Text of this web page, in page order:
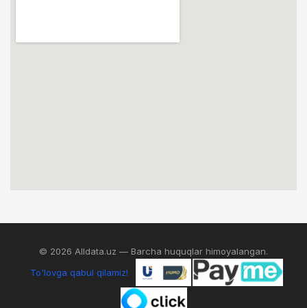
© 2026 Alldata.uz — Barcha huquqlar himoyalangan.
To'lovga qabul qilamiz!